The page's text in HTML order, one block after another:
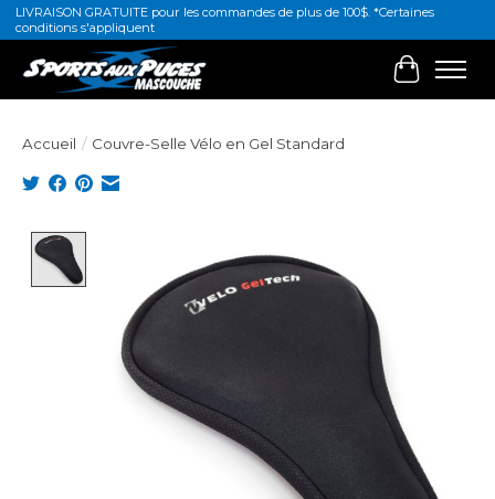
LIVRAISON GRATUITE pour les commandes de plus de 100$. *Certaines
conditions s'appliquent
Panier
Accueil / Couvre-Selle Vélo en Gel Standard